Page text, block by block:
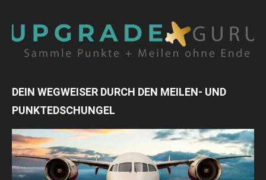
DEIN WEGWEISER DURCH DEN MEILEN- UND
PUNKTEDSCHUNGEL